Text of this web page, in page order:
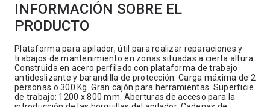
INFORMACIÓN SOBRE EL
PRODUCTO
Plataforma para apilador, útil para realizar reparaciones y
trabajos de mantenimiento en zonas situadas a cierta altura.
Construida en acero perfilado con plataforma de trabajo
antideslizante y barandilla de protección. Carga máxima de 2
personas o 300 Kg. Gran cajón para herramientas. Superficie
de trabajo: 1200 x 800 mm. Aberturas de acceso para la